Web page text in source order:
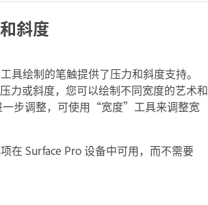
斜度
具绘制的笔触提供了压力和斜度支持。
力或斜度，您可以绘制不同宽度的艺术和
一步调整，可使用“宽度”工具来调整宽
在 Surface Pro 设备中可用，而不需要